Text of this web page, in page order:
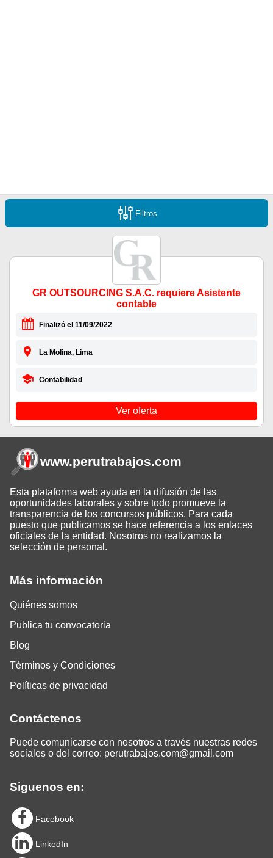
Filtros
GR OUTSOURCING S.A.C. requiere Asistente
contable
Finalizó el 11/09/2022
La Molina, Lima
Contabilidad
Ver oferta
Más información
Quiénes somos
Publica tu convocatoria
Blog
Términos y Condiciones
Políticas de privacidad
Contáctenos
Puede comunicarse con nosotros a través nuestras redes
sociales o del correo: perutrabajos.com@gmail.com
Siguenos en:
Facebook
LinkedIn
www.perutrabajos.com
Esta plataforma web ayuda en la difusión de las
oportunidades laborales y sobre todo promueve la
transparencia de los concursos públicos. Para cada
puesto que publicamos se hace referencia a los enlaces
oficiales de la entidad. Nosotros no realizamos la
selección de personal.